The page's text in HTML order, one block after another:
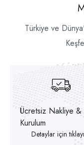
Türkiye ve
Ücretsiz Nakliye &
Kurulum
Detaylar için